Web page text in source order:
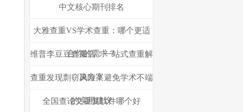
中文核心期刊排名
大雅查重VS学术查重：哪个更适
合你的需求？
维普李豆豆查重店：一站式查重解
决方案
查重发现剽窃风险？避免学术不端
的实用建议
全国查论文重复软件哪个好